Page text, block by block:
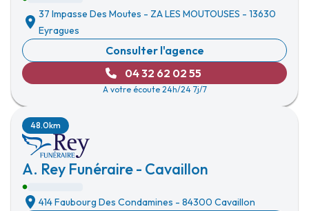
37 Impasse Des Moutes - ZA LES MOUTOUSES - 13630
Eyragues
Consulter l'agence
04 32 62 02 55
A votre écoute 24h/24 7j/7
A. Rey Funéraire - Cavaillon
48.0km
414 Faubourg Des Condamines - 84300 Cavaillon